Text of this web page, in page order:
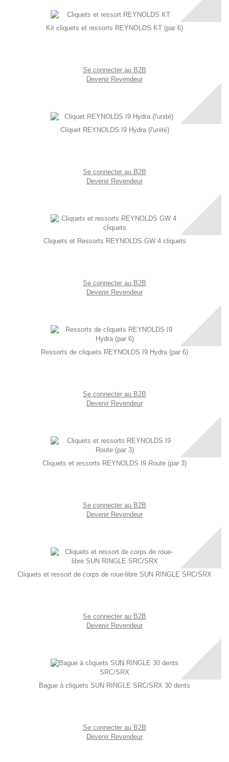
Kit cliquets et ressorts REYNOLDS KT (par 6)
Se connecter au B2B
Devenir Revendeur
Cliquet REYNOLDS I9 Hydra (l'unité)
Se connecter au B2B
Devenir Revendeur
Cliquets et Ressorts REYNOLDS GW 4 cliquets
Se connecter au B2B
Devenir Revendeur
Ressorts de cliquets REYNOLDS I9 Hydra (par 6)
Se connecter au B2B
Devenir Revendeur
Cliquets et ressorts REYNOLDS I9 Route (par 3)
Se connecter au B2B
Devenir Revendeur
Cliquets et ressort de corps de roue-libre SUN RINGLE SRC/SRX
Se connecter au B2B
Devenir Revendeur
Bague à cliquets SUN RINGLE SRC/SRX 30 dents
Se connecter au B2B
Devenir Revendeur